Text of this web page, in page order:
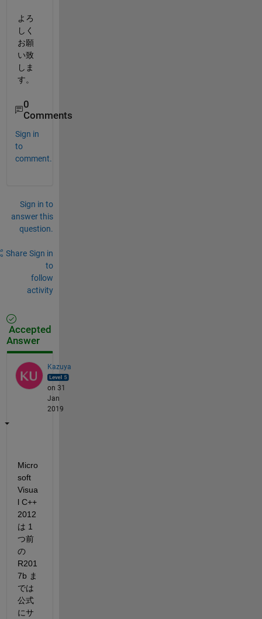
よろ
しく
お願
い致
しま
す。
0
Comments
Sign in
to
comment.
Sign in to
answer this
question.
Share Sign in
to
follow
activity
Accepted
Answer
Kazuya
on 31
Jan
2019
Micro
soft
Visua
l C++
2012
は 1
つ前
の
R201
7b ま
では
公式
にサ